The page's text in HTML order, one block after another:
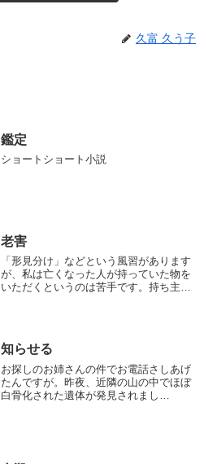
久富 久う子
鑑定
ショートショート小説
老害
「形見分け」などという風習があります
が、私は亡くなった人が持っていた物を
いただくというのは苦手です。持ち主の
知らせる
お探しのお姉さんの件でお電話さしあげ
たんですが。昨夜、近隣の山の中でほぼ
白骨化された遺体が発見されまし